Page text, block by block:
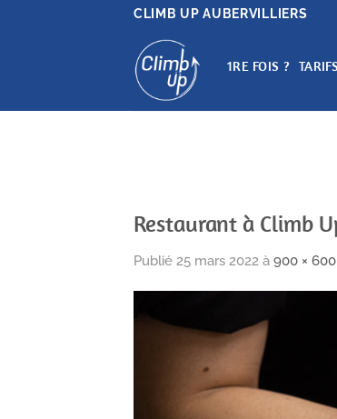
CLIMB UP AUBERVILLIERS
1RE FOIS ?
Restaurant à Climb
Publié 25 mars 2022 à 900 × 600